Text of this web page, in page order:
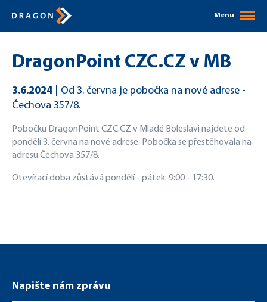
Menu
DragonPoint CZC.CZ v MB
3.6.2024
Od 3. června je pobočka na nové adrese -
Čechova 357/8.
Pobočku DragonPoint CZC.CZ v Mladé Boleslavi najdete od
pondělí 3. června na nové adrese. Pobočka se přestěhovala na
adresu Čechova 357/8.
Otevírací doba zůstává pondělí - pátek: 9:00 - 17:30.
Napište nám zprávu